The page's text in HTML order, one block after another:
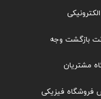
بازگشت وجه
مشتریان
فروشگاه فیزیکی